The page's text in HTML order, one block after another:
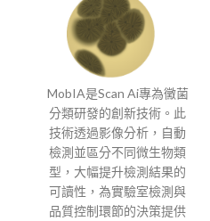
MobIA是Scan Ai專為黴菌
分類研發的創新技術。此
技術透過影像分析，自動
檢測並區分不同微生物類
型，大幅提升檢測結果的
可讀性，為實驗室檢測與
品質控制環節的決策提供